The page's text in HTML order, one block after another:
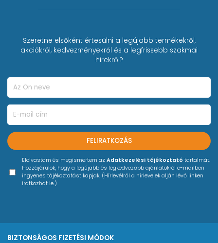
Szeretne elsőként értesülni a legújabb termékekről,
akciókról, kedvezményekről és a legfrissebb szakmai
hírekről?
FELIRATKOZÁS
Elolvastam és megismertem az Adatkezelési tájékoztató tartalmát.
Hozzájárulok, hogy a legújabb és legkedvezőbb ajánlatokról e-mailben
ingyenes tájékoztatást kapjak. (Hírlevélről a hírlevelek alján lévő linken
iratkozhat le.)
BIZTONSÁGOS FIZETÉSI MÓDOK